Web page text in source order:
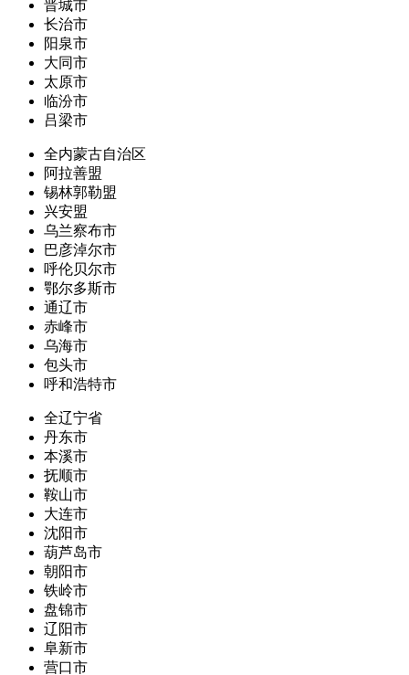
晋城市
长治市
阳泉市
大同市
太原市
临汾市
吕梁市
全内蒙古自治区
阿拉善盟
锡林郭勒盟
兴安盟
乌兰察布市
巴彦淖尔市
呼伦贝尔市
鄂尔多斯市
通辽市
赤峰市
乌海市
包头市
呼和浩特市
全辽宁省
丹东市
本溪市
抚顺市
鞍山市
大连市
沈阳市
葫芦岛市
朝阳市
铁岭市
盘锦市
辽阳市
阜新市
营口市